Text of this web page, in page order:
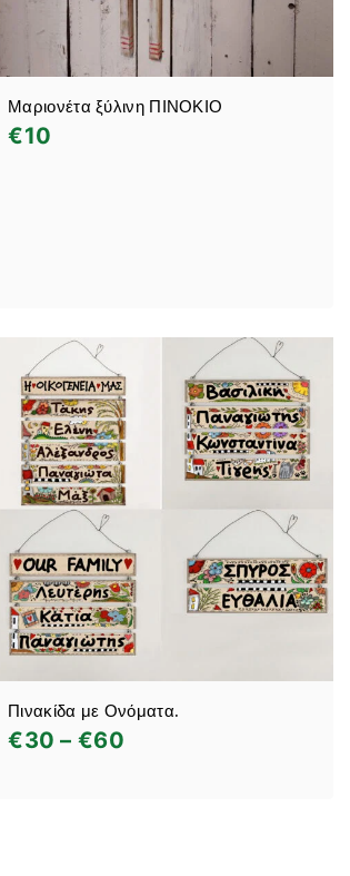
Μαριονέτα ξύλινη ΠΙΝΟΚΙΟ
€10
Πινακίδα με Ονόματα.
€30 – €60